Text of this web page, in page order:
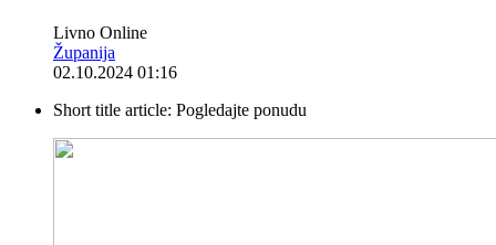
Livno Online
Županija
02.10.2024 01:16
Short title article: Pogledajte ponudu